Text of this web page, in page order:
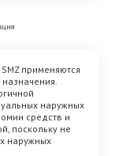
применяются
наружных
средств и
поскольку не
наружных